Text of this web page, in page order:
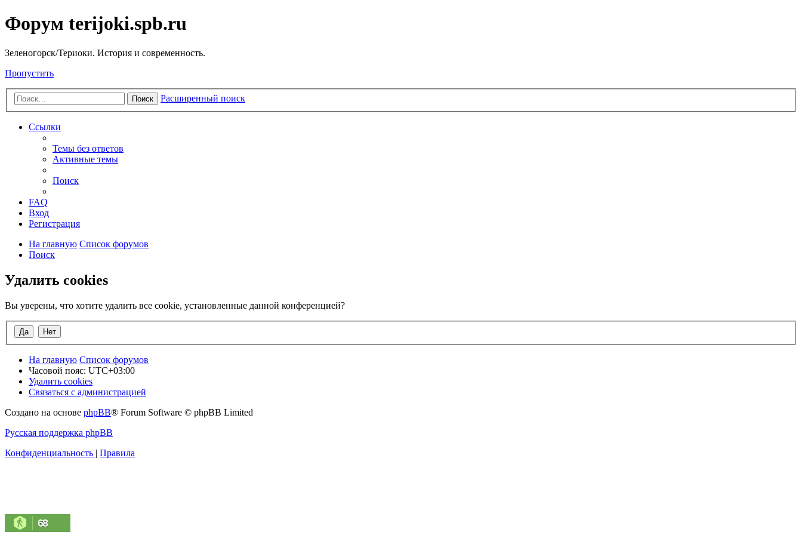
Форум terijoki.spb.ru
Зеленогорск/Териоки. История и современность.
Пропустить
Поиск Расширенный поиск
Ссылки
Темы без ответов
Активные темы
Поиск
FAQ
Вход
Регистрация
На главную Список форумов
Поиск
Удалить cookies
Вы уверены, что хотите удалить все cookie, установленные данной конференцией?
На главную Список форумов
Часовой пояс: UTC+03:00
Удалить cookies
Связаться с администрацией
Создано на основе phpBB® Forum Software © phpBB Limited
Русская поддержка phpBB
Конфиденциальность | Правила
68